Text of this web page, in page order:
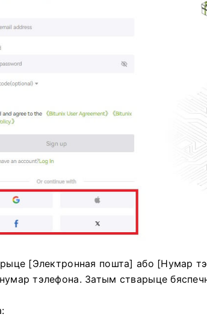
[Электронная пошта] або [Нумар
тэлефона. Затым стварыце